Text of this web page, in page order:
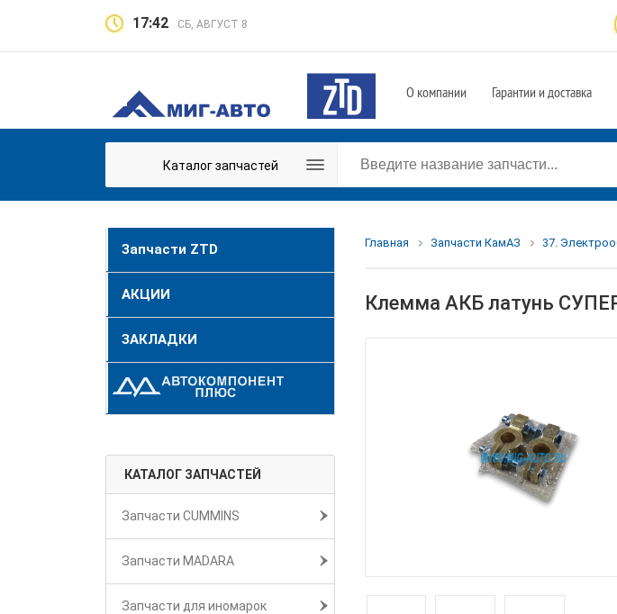
17:42 СБ, АВГУСТ 8
О компании Гарантии и доставка
Каталог запчастей
Запчасти ZTD
АКЦИИ
ЗАКЛАДКИ
КАТАЛОГ ЗАПЧАСТЕЙ
Запчасти CUMMINS
Запчасти MADARA
Запчасти для иномарок
Главная Запчасти КамАЗ 37.
Клемма АКБ латунь